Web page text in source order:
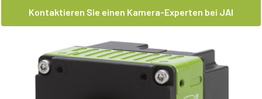
Kontaktieren Sie einen Kamera-Experten bei JAI